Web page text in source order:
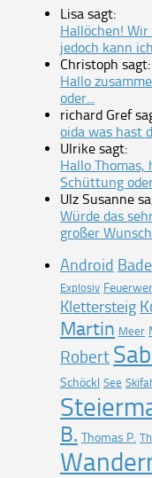
Lisa sagt:
Hallöchen!
jedoch kann
Christoph sagt:
Hallo
oder...
richard Gref
oida was hast
Ulrike sagt:
Hallo
Schüttung
Ulz Susanne
Würde das
großer
Android
Explosiv
Klettersteig
Martin Meer
Robert
Schöckl See
B. Thomas P.